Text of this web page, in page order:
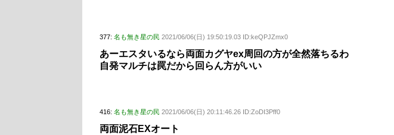
377: 名も無き星の民 2021/06/06(日) 19:50:19.03 ID:keQPJZmx0
あーエスタいるなら両面カグヤex周回の方が全然落ちるわ
自発マルチは罠だから回らん方がいい
416: 名も無き星の民 2021/06/06(日) 20:11:46.26 ID:ZoDI3Pff0
両面泥石EXオート